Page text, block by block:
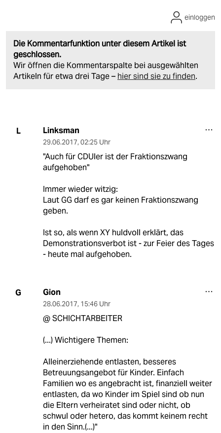
Die Kommentarfunktion unter diesem Artikel ist
geschlossen.
Wir öffnen die Kommentarspalte bei ausgewählten
Artikeln für etwa drei Tage – hier sind sie zu finden.
einloggen
L Linksman
29.06.2017, 02:25 Uhr
"Auch für CDUler ist der Fraktionszwang
aufgehoben"
Immer wieder witzig:
Laut GG darf es gar keinen Fraktionszwang
geben.
Ist so, als wenn XY huldvoll erklärt, das
Demonstrationsverbot ist - zur Feier des Tages
- heute mal aufgehoben.
G Gion
28.06.2017, 15:46 Uhr
@ SCHICHTARBEITER
(...) Wichtigere Themen:
Alleinerziehende entlasten, besseres
Betreuungsangebot für Kinder. Einfach
Familien wo es angebracht ist, finanziell weiter
entlasten, da wo Kinder im Spiel sind ob nun
die Eltern verheiratet sind oder nicht, ob
schwul oder hetero, das kommt keinem recht
in den Sinn.(...)"